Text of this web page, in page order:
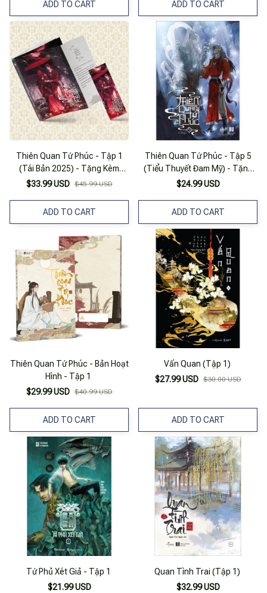
ADD TO CART ADD TO CART
Thiên Quan Tứ Phúc - Tập 1
(Tái Bản 2025) - Tặng Kèm
Bookmark
$33.99 USD $45.99 USD
ADD TO CART
Thiên Quan Tứ Phúc - Tập 5
(Tiểu Thuyết Đam Mỹ) - Tặng
Kèm 1 Bookmark 2 Mặt
$24.99 USD
ADD TO CART
Thiên Quan Tứ Phúc - Bản Hoạt
Hình - Tập 1
$29.99 USD $40.99 USD
ADD TO CART
Vấn Quan (Tập 1)
$27.99 USD $30.00 USD
ADD TO CART
Tứ Phủ Xét Giả - Tập 1
$21.99 USD
Quan Tình Trai (Tập 1)
$32.99 USD